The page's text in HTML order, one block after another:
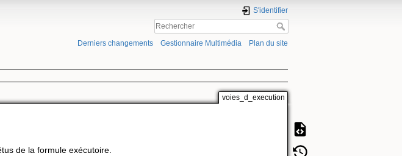
S'identifier
Derniers changements Gestionnaire Multimédia Plan du site
voies_d_execution
de la formule exécutoire.